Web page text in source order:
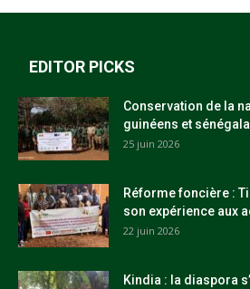
EDITOR PICKS
Conservation de la
guinéens et
25 juin 2026
Réforme foncière :
son expérience aux
22 juin 2026
Kindia : la diaspora